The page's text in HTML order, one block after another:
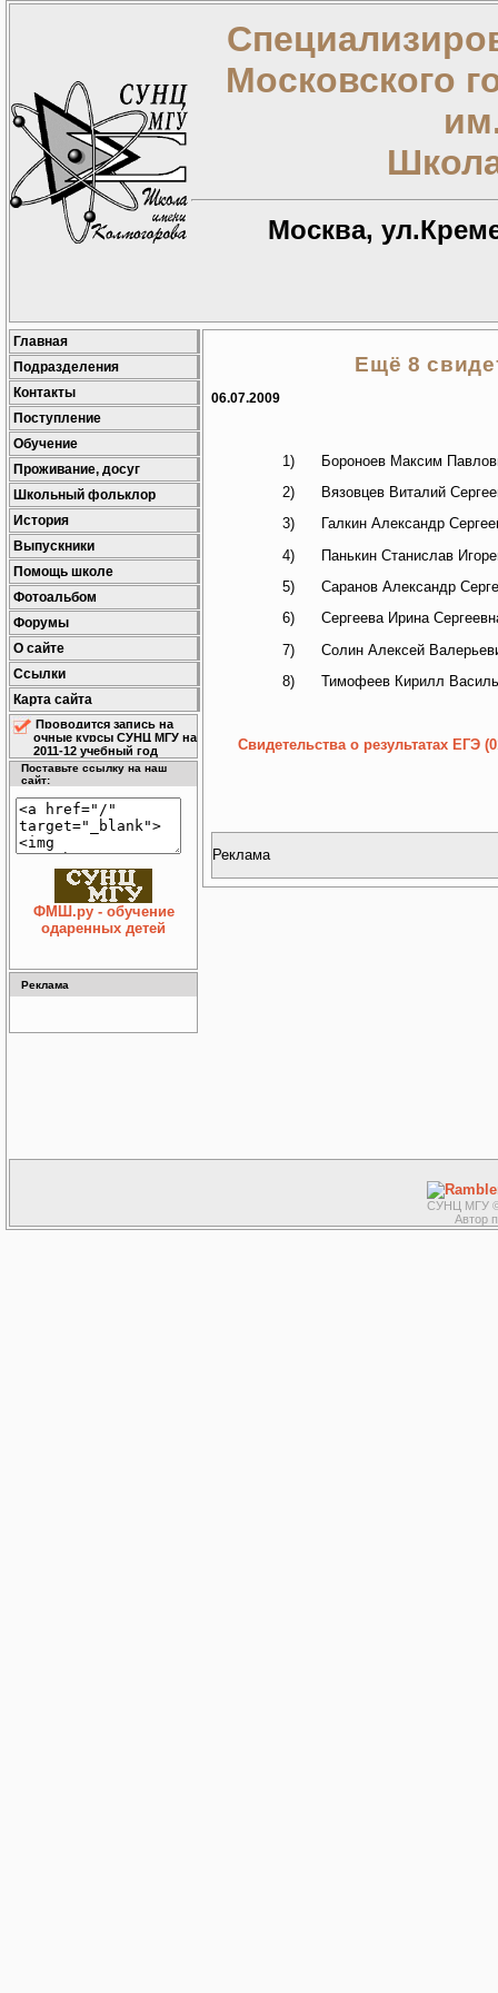
Московского
Москва,
Главная
Подразделения
Контакты
Поступление
Обучение
Проживание, досуг
Школьный фольклор
История
Выпускники
Помощь школе
Фотоальбом
Форумы
О сайте
Ссылки
Карта сайта
Проводится запись на
очные курсы СУНЦ МГУ на
2011-12 учебный год
Поставьте ссылку на наш
сайт:
ФМШ.ру - обучение
одаренных детей
Реклама
Ещё 8
06.07.2009
1) Бороноев Максим
2) Вязовцев Виталий
3) Галкин Александр
4) Панькин Станислав
5) Саранов Александр
6) Сергеева Ирина
7) Солин Алексей
8) Тимофеев Кирилл
Свидетельства о результатах ЕГЭ
Реклама
СУНЦ МГУ ©
Автор